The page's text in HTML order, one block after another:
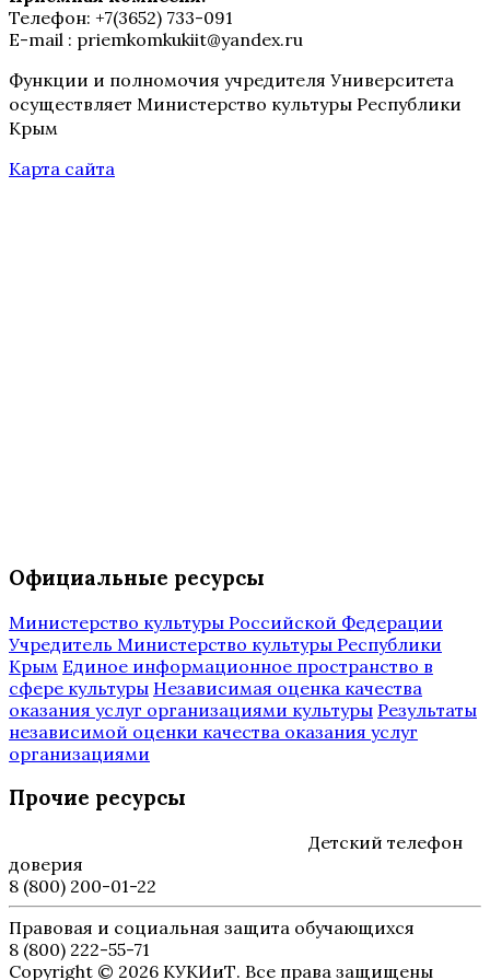
Телефон: +7(3652) 733-091
E-mail : priemkomkukiit@yandex.ru
Функции и полномочия учредителя Университета
осуществляет Министерство культуры Республики
Крым
Карта сайта
Официальные ресурсы
Министерство культуры Российской Федерации
Учредитель Министерство культуры Республики
Крым Единое информационное пространство в
сфере культуры Независимая оценка качества
оказания услуг организациями культуры Результаты
независимой оценки качества оказания услуг
организациями
Прочие ресурсы
Детский телефон
доверия
8 (800) 200-01-22
Правовая и социальная защита обучающихся
8 (800) 222-55-71
Copyright © 2026 КУКИиТ. Все права защищены